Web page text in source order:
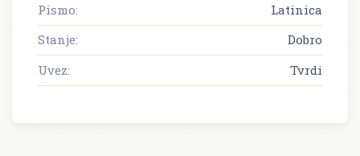
Pismo:
Latinica
Stanje:
Dobro
Uvez:
Tvrdi